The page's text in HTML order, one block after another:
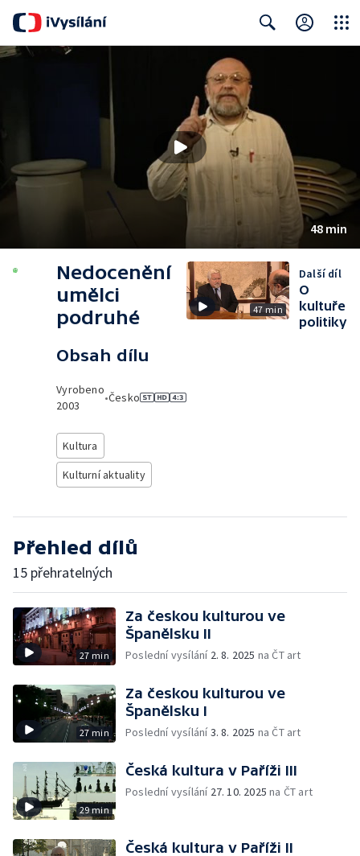
48 min
Nedocenění
umělci
podruhé
Obsah dílu
Vyrobeno
2003
•Česko
Kultura
Kulturní aktuality
47 min
Další díl
O
kultuře
politiky
Přehled dílů
15 přehratelných
27 min
Za českou kulturou ve
Španělsku II
Poslední vysílání 2. 8. 2025 na ČT art
27 min
Za českou kulturou ve
Španělsku I
Poslední vysílání3. 8. 2025 na ČT art
29 min
Česká kultura v Paříži III
Poslední vysílání 27. 10. 2025 na ČT art
Česká kultura v Paříži II